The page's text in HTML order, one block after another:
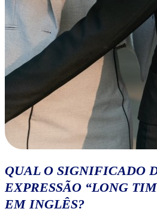
QUAL O SIGNIFICADO
EXPRESSÃO “LONG
EM INGLÊS?